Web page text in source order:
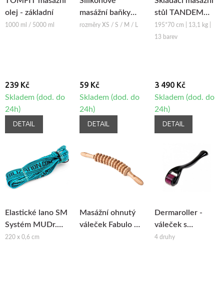
olej - základní
1000 ml / 5000 ml
239 Kč
Skladem (dod. do
24h)
DETAIL
masážní baňky
Fabulo Bell
rozměry XS / S / M / L
59 Kč
Skladem (dod. do
24h)
DETAIL
stůl TANDEM
Basic-2
195*70 cm | 13,1 kg |
13 barev
3 490 Kč
Skladem (dod. do
24h)
DETAIL
Elastické lano SM
Systém MUDr.
Smíšek
220 x 0,6 cm
Masážní ohnutý
váleček Fabulo na
Dermaroller -
váleček s
mikrojehlami
4 druhy